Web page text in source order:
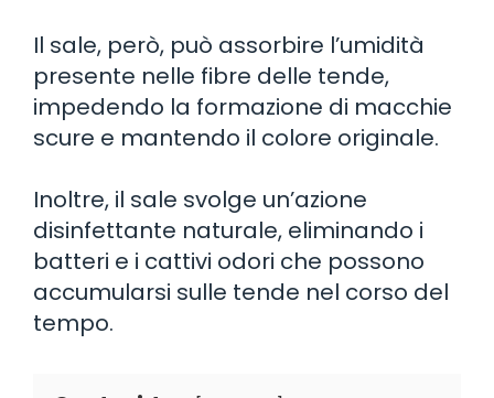
Il sale, però, può assorbire l’umidità
presente nelle fibre delle tende,
impedendo la formazione di macchie
scure e mantendo il colore originale.
Inoltre, il sale svolge un’azione
disinfettante naturale, eliminando i
batteri e i cattivi odori che possono
accumularsi sulle tende nel corso del
tempo.